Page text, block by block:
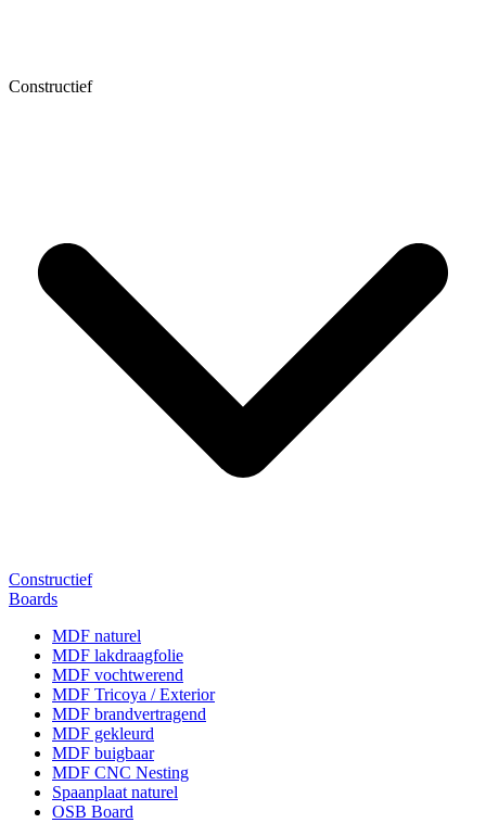
Constructief
Constructief
Boards
MDF naturel
MDF lakdraagfolie
MDF vochtwerend
MDF Tricoya / Exterior
MDF brandvertragend
MDF gekleurd
MDF buigbaar
MDF CNC Nesting
Spaanplaat naturel
OSB Board